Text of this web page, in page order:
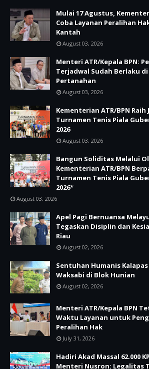
Mulai 17 Agustus,
Coba Layanan Peralihan
Kantah
August 03, 2026
Menteri ATR/Kepala BPN:
Terjadwal Sudah Berlaku
Pertanahan
August 03, 2026
Kementerian ATR/BPN Raih
Turnamen Tenis Piala
2026
August 03, 2026
Bangun Soliditas Melalui
Kementerian ATR/BPN
Turnamen Tenis Piala
2026*
August 03, 2026
Apel Pagi Bernuansa
Tegaskan Disiplin dan
Riau
August 02, 2026
Sentuhan Humanis
Waksabi di Blok Hunian
August 02, 2026
Menteri ATR/Kepala BPN
Waktu Layanan untuk
Peralihan Hak
July 31, 2026
Hadiri Akad Massal 62.000
Menteri Nusron: Legalitas